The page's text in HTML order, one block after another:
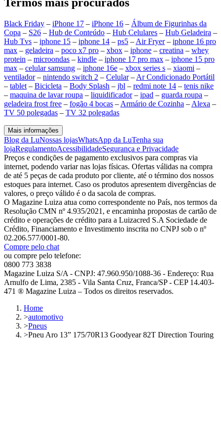
Black Friday – iPhone 17 – iPhone 16 – Álbum de Figurinhas da
Copa – S26 – Hub de Conteúdo – Hub Celulares – Hub Geladeira –
Hub Tvs – iphone 15 – iphone 14 – ps5 – Air Fryer– iphone 16 pro
max – geladeira – poco x7 pro – xbox – iphone – creatina – whey
protein – microondas – kindle – iphone 17 pro max – iphone 15 pro
max – celular samsung – iphone 16e – xbox series s – xiaomi –
ventilador– nintendo switch 2 – Celular– Ar Condicionado Portátil
– tablet – Bicicleta – Body Splash – jbl – redmi note 14 – tenis nike
– maquina de lavar roupa – liquidificador– ipad – guarda roupa –
geladeira frost free – fogão 4 bocas – Armário de Cozinha – Alexa –
TV 50 polegadas – TV 32 polegadas
Mais informações
Blog da LuNossas lojasWhatsApp da LuTenha sua
lojaRegulamentoAcessibilidadeSegurança e Privacidade
Preços e condições de pagamento exclusivos para compras via
internet, podendo variar nas lojas físicas. Ofertas válidas na compra
de até 5 peças de cada produto por cliente, até o término dos nossos
estoques para internet. Caso os produtos apresentem divergências de
valores, o preço válido é o da sacola de compras.
O Magazine Luiza atua como correspondente no País, nos termos da
Resolução CMN nº 4.935/2021, e encaminha propostas de cartão de
crédito e operações de crédito para a Luizacred S.A Sociedade de
Crédito, Financiamento e Investimento inscrita no CNPJ sob o nº
02.206.577/0001-80.
Compre pelo chat
ou compre pelo telefone:
0800 773 3838
Magazine Luiza S/A - CNPJ: 47.960.950/1088-36 - Endereço: Rua
Arnulfo de Lima, 2385 - Vila Santa Cruz, Franca/SP - CEP 14.403-
471 ® Magazine Luiza – Todos os direitos reservados.
Home
>automotivo
>Pneus
>Pneu Aro 13” 175/70R13 Goodyear 82T Direction Touring